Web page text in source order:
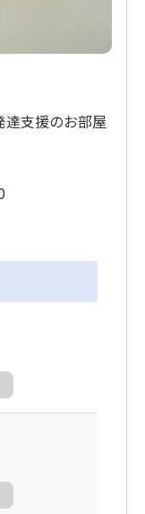
達支援のお部屋